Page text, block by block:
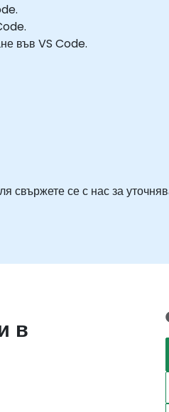
във VS Code.
свържете се с нас за
в